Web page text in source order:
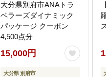
大分県別府市ANAトラ
ベラーズダイナミック
パッケージ クーポン
4,500点分
15,000円
大分県 別府市